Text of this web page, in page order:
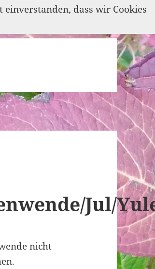
Jul/
nicht
dass wir Cookies